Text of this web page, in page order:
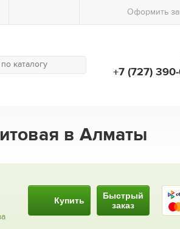
Оформить
+7 (727)
в Алматы
Купить
Быстрый
заказ